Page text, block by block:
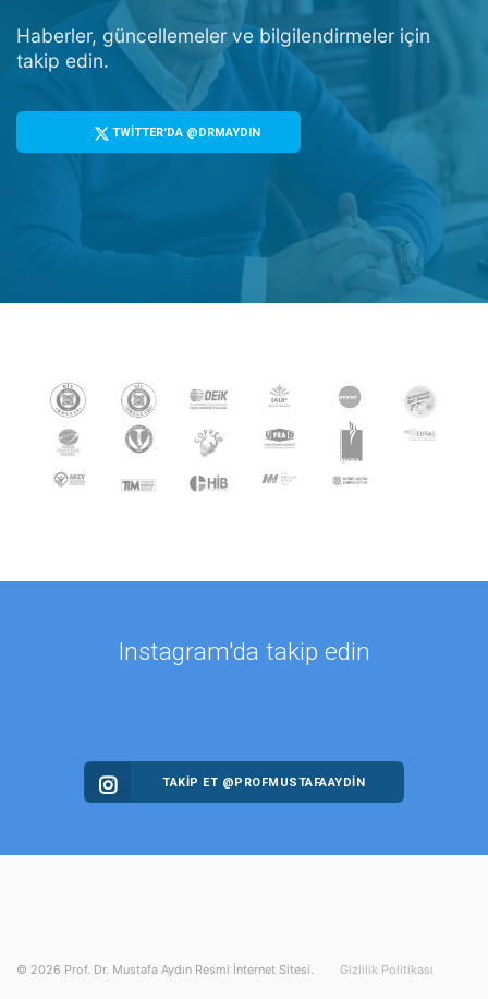
Haberler, güncellemeler ve bilgilendirmeler için
takip edin.
TWİTTER'DA @DRMAYDIN
Instagram'da takip edin
TAKİP ET @PROFMUSTAFAAYDIN
© 2026 Prof. Dr. Mustafa Aydın Resmi İnternet Sitesi. Gizlilik Politikası